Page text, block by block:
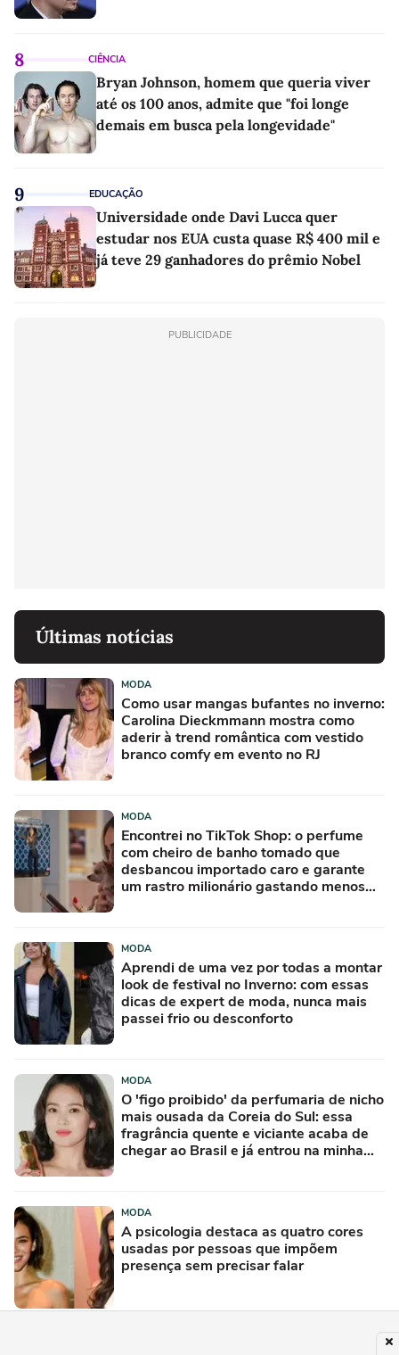
8 CIÊNCIA
Bryan Johnson, homem que queria viver
até os 100 anos, admite que "foi longe
demais em busca pela longevidade"
9 EDUCAÇÃO
Universidade onde Davi Lucca quer
estudar nos EUA custa quase R$ 400 mil e
já teve 29 ganhadores do prêmio Nobel
PUBLICIDADE
Últimas notícias
MODA
Como usar mangas bufantes no inverno:
Carolina Dieckmmann mostra como
aderir à trend romântica com vestido
branco comfy em evento no RJ
MODA
Encontrei no TikTok Shop: o perfume
com cheiro de banho tomado que
desbancou importado caro e garante
um rastro milionário gastando menos
MODA
Aprendi de uma vez por todas a montar
look de festival no Inverno: com essas
dicas de expert de moda, nunca mais
passei frio ou desconforto
MODA
O 'figo proibido' da perfumaria de nicho
mais ousada da Coreia do Sul: essa
fragrância quente e viciante acaba de
chegar ao Brasil e já entrou na minha
MODA
A psicologia destaca as quatro cores
usadas por pessoas que impõem
presença sem precisar falar